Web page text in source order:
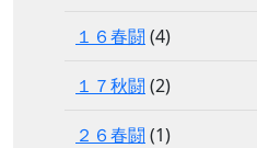
１６春闘 (4)
１７秋闘 (2)
２６春闘 (1)